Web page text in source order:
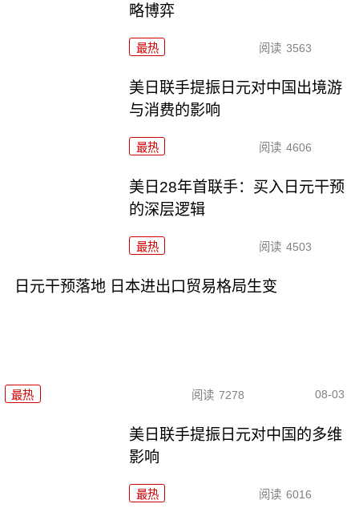
略博弈
最热 阅读 3563
美日联手提振日元对中国出境游
与消费的影响
最热 阅读 4606
美日28年首联手：买入日元干预
的深层逻辑
最热 阅读 4503
日元干预落地 日本进出口贸易格局生变
最热 阅读 7278 08-03
美日联手提振日元对中国的多维
影响
最热 阅读 6016